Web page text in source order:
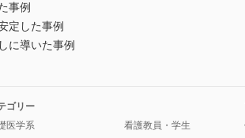
事例
定した事例
に導いた事例
ゴリー
医学系
看護教員・学生